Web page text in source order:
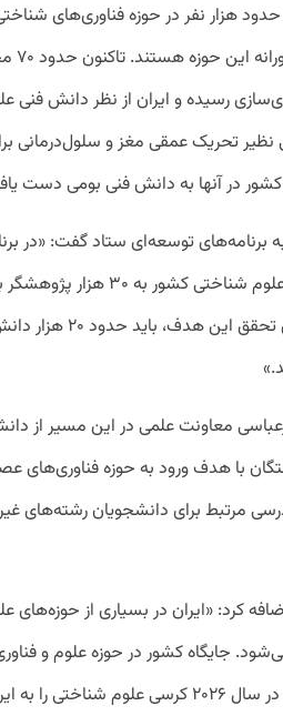
هزار نفر در حوزه فناوری‌های
رسیده و ایران از نظر دانش فنی
نظیر تحریک عمقی مغز و سلول‌درمانی
در آنها به دانش فنی بومی دست
باشند. برای
معاونت علمی در این مسیر از
با هدف ورود به حوزه
مرتبط برای دانشجویان رشته‌های
جایگاه کشور در حوزه علوم و
که یونسکو در سال ۲۰۲۶ کرسی علوم